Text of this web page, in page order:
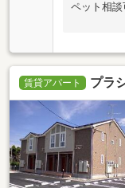
ペット相
賃貸アパート プラ